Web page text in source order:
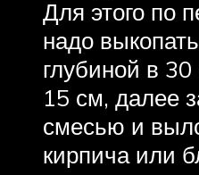
Для этого по
надо
глубиной в
15 см, далее
смесью и
кирпича или